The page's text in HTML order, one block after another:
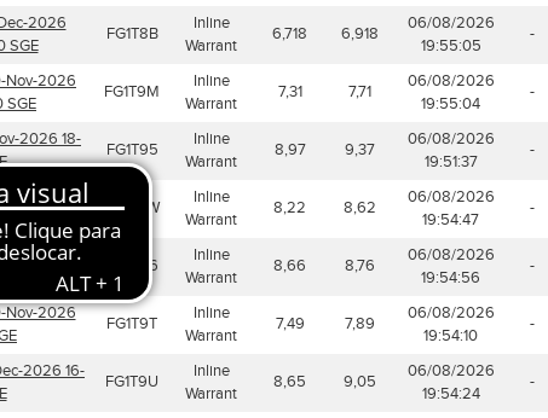
2026
SGE
FG1T8B
Inline
Warrant
6,718 6,918
06/08/2026
19:55:05
-
Nov-2026
SGE
FG1T9M
Inline
Warrant
7,31 7,71
06/08/2026
19:55:04
-
2026 18-
FG1T95
Inline
Warrant
8,97 9,37
06/08/2026
19:51:37
-
Nov-2026
FG1T9W
Inline
Warrant
8,22 8,62
06/08/2026
19:54:47
-
Dec-2026
FG1T86
Inline
Warrant
8,66 8,76
06/08/2026
19:54:56
-
Nov-2026
FG1T9T
Inline
Warrant
7,49 7,89
06/08/2026
19:54:10
-
2026 16-
FG1T9U
Inline
Warrant
8,65 9,05
06/08/2026
19:54:24
-